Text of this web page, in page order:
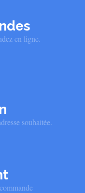
en ligne.
souhaitée.